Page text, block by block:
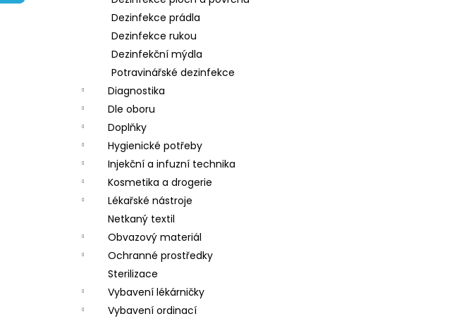
Dezinfekce prádla
Dezinfekce rukou
Dezinfekční mýdla
Potravinářské dezinfekce
Diagnostika
Dle oboru
Doplňky
Hygienické potřeby
Injekční a infuzní technika
Kosmetika a drogerie
Lékařské nástroje
Netkaný textil
Obvazový materiál
Ochranné prostředky
Sterilizace
Vybavení lékárničky
Vybavení ordinací